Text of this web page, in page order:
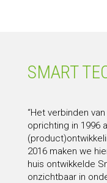
SMART
“Het verbinden
oprichting in 1996
2016 maken we
huis ontwikkelde
onzichtbaar in